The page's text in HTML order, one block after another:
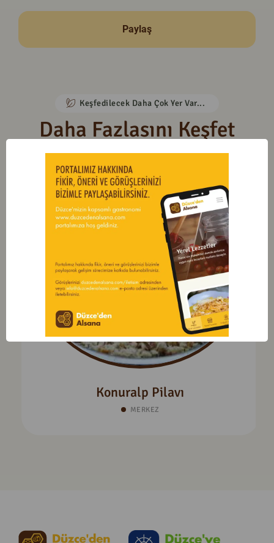
Paylaş
Keşfedilecek Daha Çok Yer Var...
Daha Fazlasını Keşfet
Konuralp Pilavı
MERKEZ